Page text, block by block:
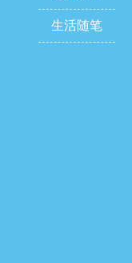
生活随笔